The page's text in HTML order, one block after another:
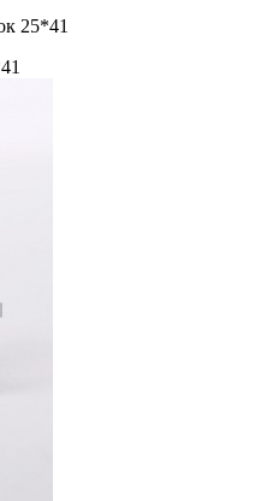
25*41